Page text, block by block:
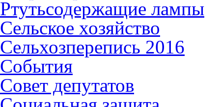
Ртутьсодержащие лампы
Сельское хозяйство
Сельхозперепись 2016
События
Совет депутатов